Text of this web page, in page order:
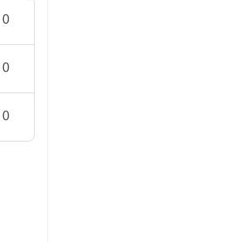
0
0
0